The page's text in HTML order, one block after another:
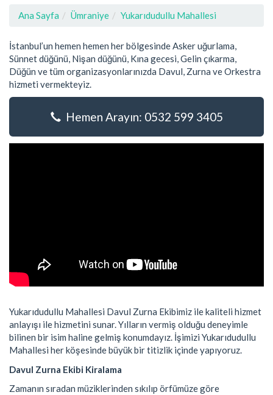
Ana Sayfa Ümraniye Yukarıdudullu Mahallesi
İstanbul’un hemen hemen her bölgesinde Asker uğurlama,
Sünnet düğünü, Nişan düğünü, Kına gecesi, Gelin çıkarma,
Düğün ve tüm organizasyonlarınızda Davul, Zurna ve Orkestra
hizmeti vermekteyiz.
Hemen Arayın: 0532 599 3405
Yukarıdudullu Mahallesi Davul Zurna Ekibimiz ile kaliteli hizmet
anlayışı ile hizmetini sunar. Yılların vermiş olduğu deneyimle
bilinen bir isim haline gelmiş konumdayız. İşimizi Yukarıdudullu
Mahallesi her köşesinde büyük bir titizlik içinde yapıyoruz.
Davul Zurna Ekibi Kiralama
Zamanın sıradan müziklerinden sıkılıp örfümüze göre